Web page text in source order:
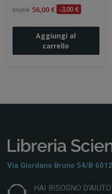
59,00 € 56,00 € -3,00 €
Aggiungi al
carrello
Via Giordano Bruno 54/b
HAI BISOGNO